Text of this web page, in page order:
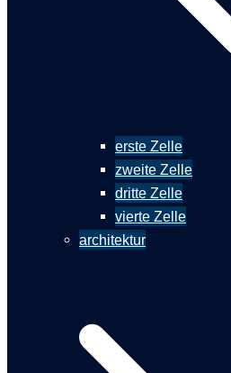
erste Zelle
zweite Zelle
dritte Zelle
vierte Zelle
architektur